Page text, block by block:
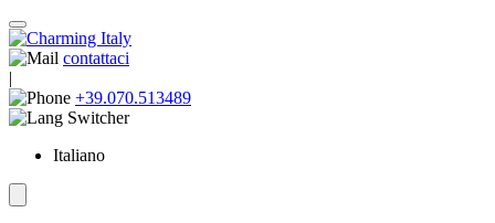
contattaci
|
+39.070.513489
Italiano